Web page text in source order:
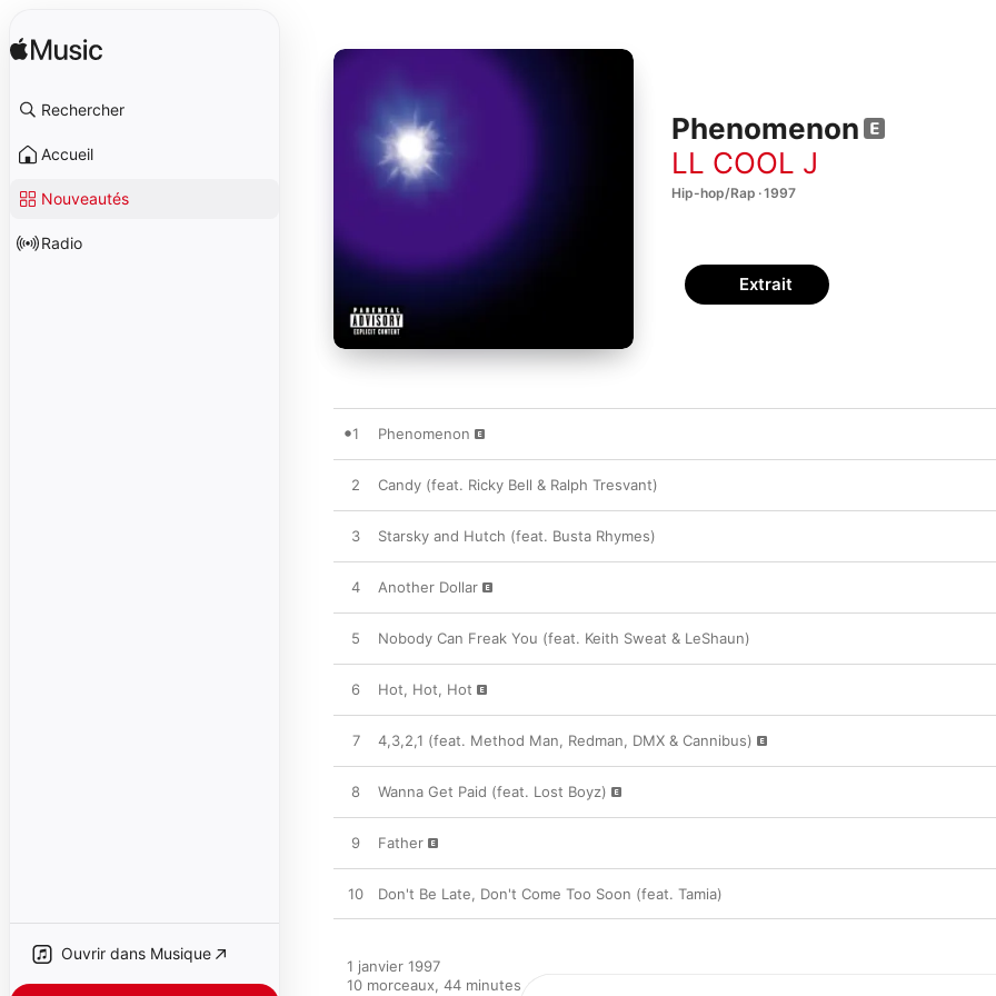
Rechercher
Accueil
Nouveautés
Radio
Ouvrir dans Musique
Phenomenon
LL COOL J
Hip-hop/Rap · 1997
Extrait
1 Phenomenon
2 Candy (feat. Ricky Bell & Ralph Tresvant)
3 Starsky and Hutch (feat. Busta Rhymes)
4 Another Dollar
5 Nobody Can Freak You (feat. Keith Sweat & LeShaun)
6 Hot, Hot, Hot
7 4,3,2,1 (feat. Method Man, Redman, DMX & Cannibus)
8 Wanna Get Paid (feat. Lost Boyz)
9 Father
10 Don't Be Late, Don't Come Too Soon (feat. Tamia)
1 janvier 1997
10 morceaux, 44 minutes